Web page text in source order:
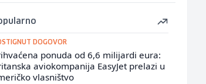
DOGOVOR
ponuda od 6,6 milijardi eura:
aviokompanija EasyJet prelazi u
vlasništvo